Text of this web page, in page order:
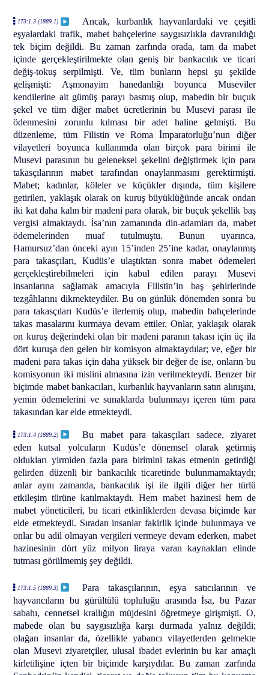
173:1.3 (1889.1)
Ancak, kurbanlık hayvanlardaki ve çeşitli
eşyalardaki trafik, mabet bahçelerine saygısızlıkla davranıldığı
tek biçim değildi. Bu zaman zarfında orada, tam da mabet
içinde gerçekleştirilmekte olan geniş bir bankacılık ve ticari
değiş-tokuş serpilmişti. Ve, tüm bunların hepsi şu şekilde
gelişmişti: Aşmonayim hanedanlığı boyunca Museviler
kendilerine ait gümüş parayı basmış olup, mabedin bir buçuk
şekel ve tüm diğer mabet ücretlerinin bu Musevi parası ile
ödenmesini zorunlu kılması bir adet haline gelmişti. Bu
düzenleme, tüm Filistin ve Roma İmparatorluğu’nun diğer
vilayetleri boyunca kullanımda olan birçok para birimi ile
Musevi parasının bu geleneksel şekelini değiştirmek için para
takasçılarının mabet tarafından onaylanmasını gerektirmişti.
Mabet; kadınlar, köleler ve küçükler dışında, tüm kişilere
getirilen, yaklaşık olarak on kuruş büyüklüğünde ancak ondan
iki kat daha kalın bir madeni para olarak, bir buçuk şekellik baş
vergisi almaktaydı. İsa’nın zamanında din-adamları da, mabet
ödemelerinden muaf tutulmuştu. Bunun uyarınca,
Hamursuz’dan önceki ayın 15’inden 25’ine kadar, onaylanmış
para takasçıları, Kudüs’e ulaştıktan sonra mabet ödemeleri
gerçekleştirebilmeleri için kabul edilen parayı Musevi
insanlarına sağlamak amacıyla Filistin’in baş şehirlerinde
tezgâhlarını dikmekteydiler. Bu on günlük dönemden sonra bu
para takasçıları Kudüs’e ilerlemiş olup, mabedin bahçelerinde
takas masalarını kurmaya devam ettiler. Onlar, yaklaşık olarak
on kuruş değerindeki olan bir madeni paranın takası için üç ila
dört kuruşa den gelen bir komisyon almaktaydılar; ve, eğer bir
madeni para takas için daha yüksek bir değer de ise, onların bu
komisyonun iki mislini almasına izin verilmekteydi. Benzer bir
biçimde mabet bankacıları, kurbanlık hayvanların satın alınışını,
yemin ödemelerini ve sunaklarda bulunmayı içeren tüm para
takasından kar elde etmekteydi.
173:1.4 (1889.2)
Bu mabet para takasçıları sadece, ziyaret
eden kutsal yolcuların Kudüs’e dönemsel olarak getirmiş
oldukları yirmiden fazla para birimini takas etmenin getirdiği
gelirden düzenli bir bankacılık ticaretinde bulunmamaktaydı;
anlar aynı zamanda, bankacılık işi ile ilgili diğer her türlü
etkileşim türüne katılmaktaydı. Hem mabet hazinesi hem de
mabet yöneticileri, bu ticari etkinliklerden devasa biçimde kar
elde etmekteydi. Sıradan insanlar fakirlik içinde bulunmaya ve
onlar bu adil olmayan vergileri vermeye devam ederken, mabet
hazinesinin dört yüz milyon liraya varan kaynakları elinde
tutması görülmemiş şey değildi.
173:1.5 (1889.3)
Para takasçılarının, eşya satıcılarının ve
hayvancıların bu gürültülü topluluğu arasında İsa, bu Pazar
sabahı, cennetsel krallığın müjdesini öğretmeye girişmişti. O,
mabede olan bu saygısızlığa karşı durmada yalnız değildi;
olağan insanlar da, özellikle yabancı vilayetlerden gelmekte
olan Musevi ziyaretçiler, ulusal ibadet evlerinin bu kar amaçlı
kirletilişine içten bir biçimde karşıydılar. Bu zaman zarfında